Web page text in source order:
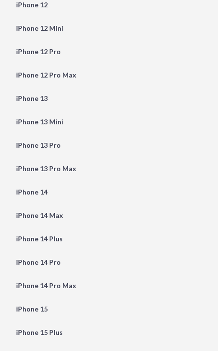
iPhone 12
iPhone 12 Mini
iPhone 12 Pro
iPhone 12 Pro Max
iPhone 13
iPhone 13 Mini
iPhone 13 Pro
iPhone 13 Pro Max
iPhone 14
iPhone 14 Max
iPhone 14 Plus
iPhone 14 Pro
iPhone 14 Pro Max
iPhone 15
iPhone 15 Plus